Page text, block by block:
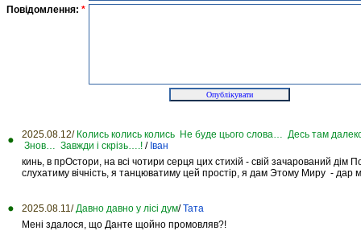
Повідомлення: *
2025.08.12/ Колись колись колись Не буде цього слова… Десь там
Знов… Завжди і скрізь….! / Іван
кинь, в прОстори, на всі чотири серця цих стихій - свій зачарований
слухатиму вічність, я танцюватиму цей простір, я дам Этому Миру - дар
2025.08.11/ Давно давно у лісі дум/Тата
Мені здалося, що Данте щойно промовляв?!